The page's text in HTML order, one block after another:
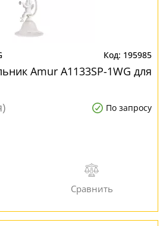
195985
Amur A1133SP-1WG для
По запросу